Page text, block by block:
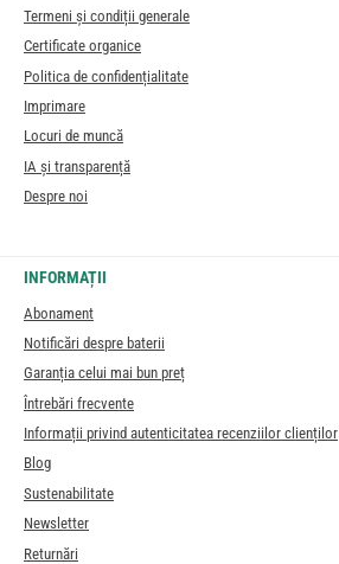
Termeni și condiții generale
Certificate organice
Politica de confidențialitate
Imprimare
Locuri de muncă
IA și transparență
Despre noi
INFORMAȚII
Abonament
Notificări despre baterii
Garanția celui mai bun preț
Întrebări frecvente
Informații privind autenticitatea recenziilor clienților
Blog
Sustenabilitate
Newsletter
Returnări